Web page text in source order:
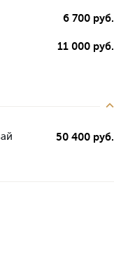
6 700 руб.
11 000 руб.
50 400 руб.